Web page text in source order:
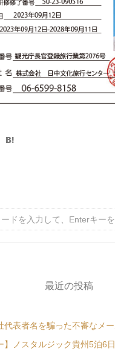
最近の投稿
代表者名を騙った不審なメ
】ノスタルジック貴州5泊6